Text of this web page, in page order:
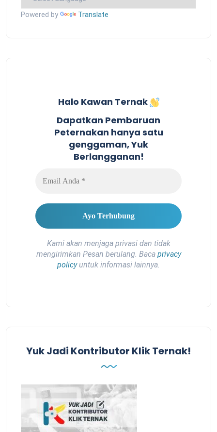
Powered by Translate
Halo Kawan Ternak
Dapatkan Pembaruan
Peternakan hanya satu
genggaman, Yuk
Berlangganan!
Kami akan menjaga privasi dan tidak
mengirimkan Pesan berulang. Baca privacy
policyuntuk informasi lainnya.
Yuk Jadi Kontributor Klik Ternak!